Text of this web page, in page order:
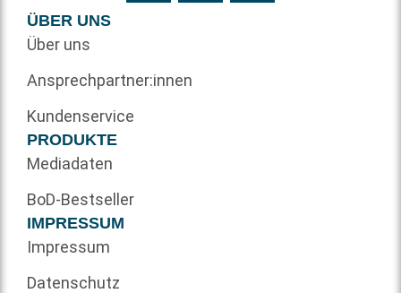
ÜBER UNS
Über uns
Ansprechpartner:innen
Kundenservice
PRODUKTE
Mediadaten
BoD-Bestseller
IMPRESSUM
Impressum
Datenschutz